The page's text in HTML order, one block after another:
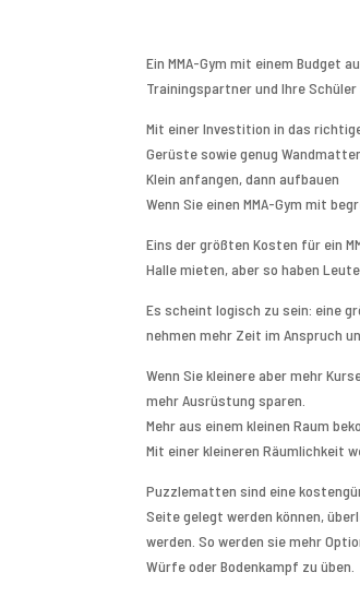
Ein MMA-Gym mit einem Budget
Trainingspartner und Ihre Schüler
Mit einer Investition in das
Gerüste sowie genug
Klein anfangen, dann aufbauen
Wenn Sie einen MMA-Gym mit
Eins der größten Kosten für ein
Halle mieten, aber so haben
Es scheint logisch zu sein: eine
nehmen mehr Zeit im Anspruch
Wenn Sie kleinere aber mehr
mehr Ausrüstung sparen.
Mehr aus einem kleinen Raum
Mit einer kleineren Räumlichkeit
Puzzlematten sind eine
Seite gelegt werden können,
werden. So werden sie mehr
Würfe oder Bodenkampf zu üben.